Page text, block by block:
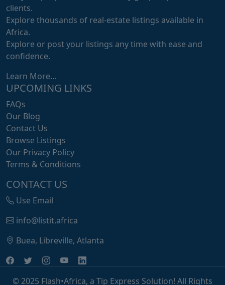
clients.
Explore thousands of real-estate listings available in
Africa.
Explore or post your listings any time with ease and
confidence.
Learn More...
UPCOMING LINKS
FAQs
Our Blog
Contact Us
Browse Listings
Our Privacy Policy
Terms & Conditions
CONTACT US
Use Email
info@listit.africa
Buea, Libreville, Atlanta
© 2025 Flash•Africa, a Tip Express Solution! All Rights